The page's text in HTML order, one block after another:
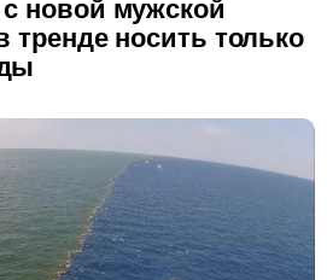
новой мужской
тренде носить только